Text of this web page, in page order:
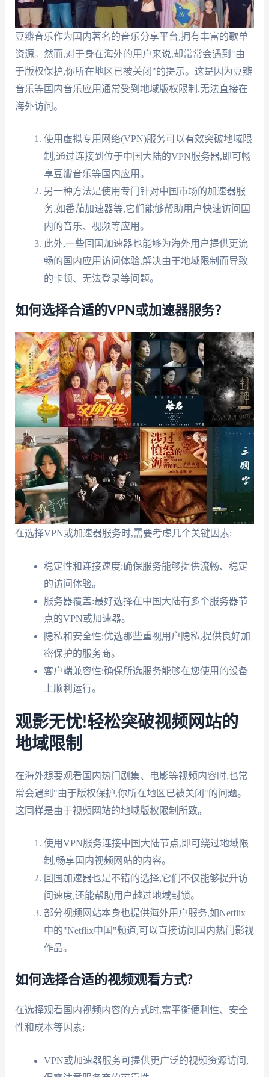
豆瓣音乐作为国内著名的音乐分享平台,拥有丰富的歌单
资源。然而,对于身在海外的用户来说,却常常会遇到"由
于版权保护,你所在地区已被关闭"的提示。这是因为豆瓣
音乐等国内音乐应用通常受到地域版权限制,无法直接在
海外访问。
使用虚拟专用网络(VPN)服务可以有效突破地域限
制,通过连接到位于中国大陆的VPN服务器,即可畅
享豆瓣音乐等国内应用。
另一种方法是使用专门针对中国市场的加速器服
务,如番茄加速器等,它们能够帮助用户快速访问国
内的音乐、视频等应用。
此外,一些回国加速器也能够为海外用户提供更流
畅的国内应用访问体验,解决由于地域限制而导致
的卡顿、无法登录等问题。
如何选择合适的VPN或加速器服务？
在选择VPN或加速器服务时,需要考虑几个关键因素:
稳定性和连接速度:确保服务能够提供流畅、稳定
的访问体验。
服务器覆盖:最好选择在中国大陆有多个服务器节
点的VPN或加速器。
隐私和安全性:优选那些重视用户隐私,提供良好加
密保护的服务商。
客户端兼容性:确保所选服务能够在您使用的设备
上顺利运行。
观影无忧!轻松突破视频网站的
地域限制
在海外想要观看国内热门剧集、电影等视频内容时,也常
常会遇到"由于版权保护,你所在地区已被关闭"的问题。
这同样是由于视频网站的地域版权限制所致。
使用VPN服务连接中国大陆节点,即可绕过地域限
制,畅享国内视频网站的内容。
回国加速器也是不错的选择,它们不仅能够提升访
问速度,还能帮助用户越过地域封锁。
部分视频网站本身也提供海外用户服务,如Netflix
中的"Netflix中国"频道,可以直接访问国内热门影视
作品。
如何选择合适的视频观看方式?
在选择观看国内视频内容的方式时,需平衡便利性、安全
性和成本等因素:
VPN或加速器服务可提供更广泛的视频资源访问,